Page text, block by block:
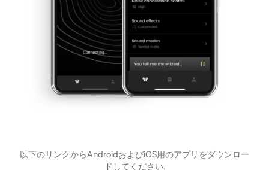
以下のリンクからAndroidおよびiOS用のアプリをダウンロー
ドしてください.